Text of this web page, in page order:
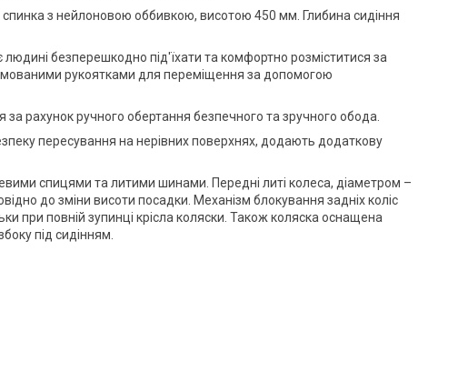
спинка з нейлоновою оббивкою, висотою 450 мм. Глибина сидіння
безперешкодно під'їхати та комфортно розміститися за
рукоятками для переміщення за допомогою
рахунок ручного обертання безпечного та зручного обода.
пересування на нерівних поверхнях, додають додаткову
спицями та литими шинами. Передні литі колеса, діаметром –
до зміни висоти посадки. Механізм блокування задніх коліс
при повній зупинці крісла коляски. Також коляска оснащена
під сидінням.